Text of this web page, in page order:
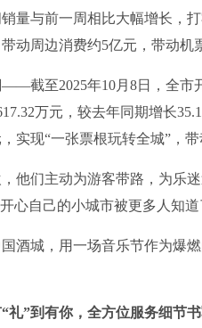
量与前一周相比大幅增长，
动周边消费约5亿元，带动机
至2025年10月8日，全市
万元，较去年同期增长
实现“一张票根玩转全城”，带
们主动为游客带路，为乐迷
心自己的小城市被更多人知
城，用一场音乐节作为爆燃
礼”到有你，全方位服务细节